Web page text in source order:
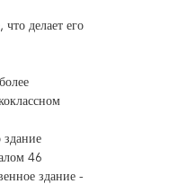
делает его
46
здание -